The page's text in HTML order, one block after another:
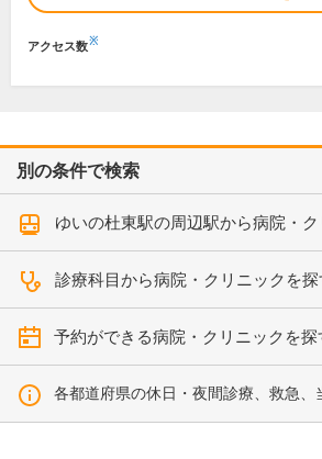
アクセス数※
別の条件で検索
ゆいの杜東駅の周辺駅から病院・
診療科目から病院・クリニックを
予約ができる病院・クリニックを
各都道府県の休日・夜間診療、救急、